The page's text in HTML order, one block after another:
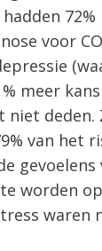
voor
meer
deden.
van het
worden